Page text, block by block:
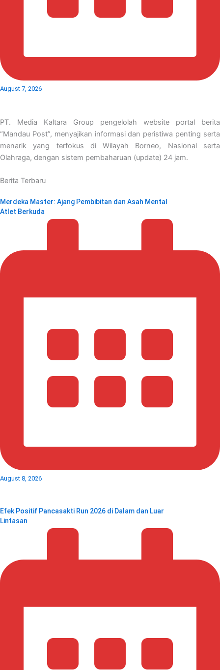
August 7, 2026
PT. Media Kaltara Group pengelolah website portal berita
“Mandau Post”, menyajikan informasi dan peristiwa penting serta
menarik yang terfokus di Wilayah Borneo, Nasional serta
Olahraga, dengan sistem pembaharuan (update) 24 jam.
Berita Terbaru
Merdeka Master: Ajang Pembibitan dan Asah Mental
Atlet Berkuda
August 8, 2026
Efek Positif Pancasakti Run 2026 di Dalam dan Luar
Lintasan